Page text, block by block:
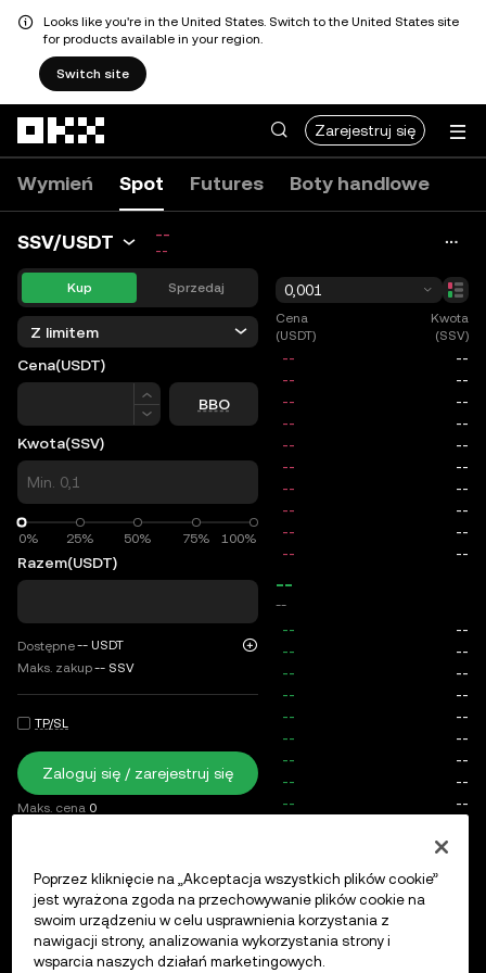
Looks like you're in the United States. Switch to the United States site
for products available in your region.
Switch site
Zarejestruj się
Wymień Spot Futures Boty handlowe
SSV/USDT --
--
Kup Sprzedaj
Z limitem
Cena(USDT)
Cena
BBO
Kwota(SSV)
0% 25% 50% 75% 100%
0%
Razem(USDT)
Dostępne-- USDT
Maks. zakup-- SSV
TP/SL
Zaloguj się / zarejestruj się
Maks. cena 0
0,001
Cena
(USDT)
Kwota
(SSV)
--
--
Otwarte zlecenia Historia zleceń Otwarte pozycje
Poprzez kliknięcie na „Akceptacja wszystkich plików cookie”
jest wyrażona zgoda na przechowywanie plików cookie na
swoim urządzeniu w celu usprawnienia korzystania z
nawigacji strony, analizowania wykorzystania strony i
wsparcia naszych działań marketingowych.